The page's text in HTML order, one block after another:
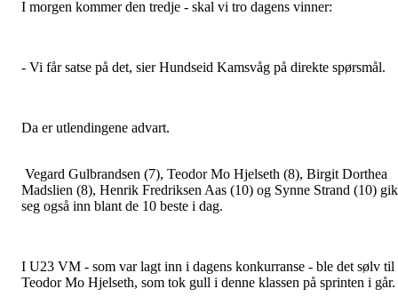
I morgen kommer den tredje - skal vi tro dagens vinner:
- Vi får satse på det, sier Hundseid Kamsvåg på direkte spørsmål.
Da er utlendingene advart.
Vegard Gulbrandsen (7), Teodor Mo Hjelseth (8), Birgit Dorthea
Madslien (8), Henrik Fredriksen Aas (10) og Synne Strand (10)
seg også inn blant de 10 beste i dag.
I U23 VM - som var lagt inn i dagens konkurranse - ble det sølv til
Teodor Mo Hjelseth, som tok gull i denne klassen på sprinten i går.